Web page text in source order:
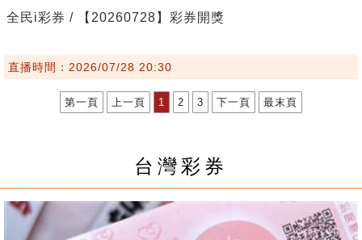
全民i彩券 / 【20260728】彩券開獎
直播時間：2026/07/28 20:30
第一頁 上一頁 1 2 3 下一頁 最末頁
台灣彩券